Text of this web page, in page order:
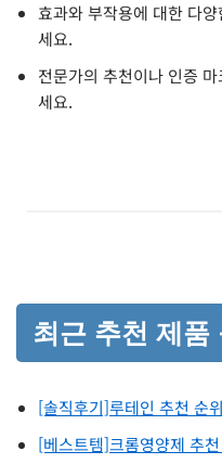
효과와 부작용에 대한 다
세요.
전문가의 추천이나 인증
세요.
최근 추천 제품
[솔직후기]루테인 추천 순
[베스트템]크롬영양제 추